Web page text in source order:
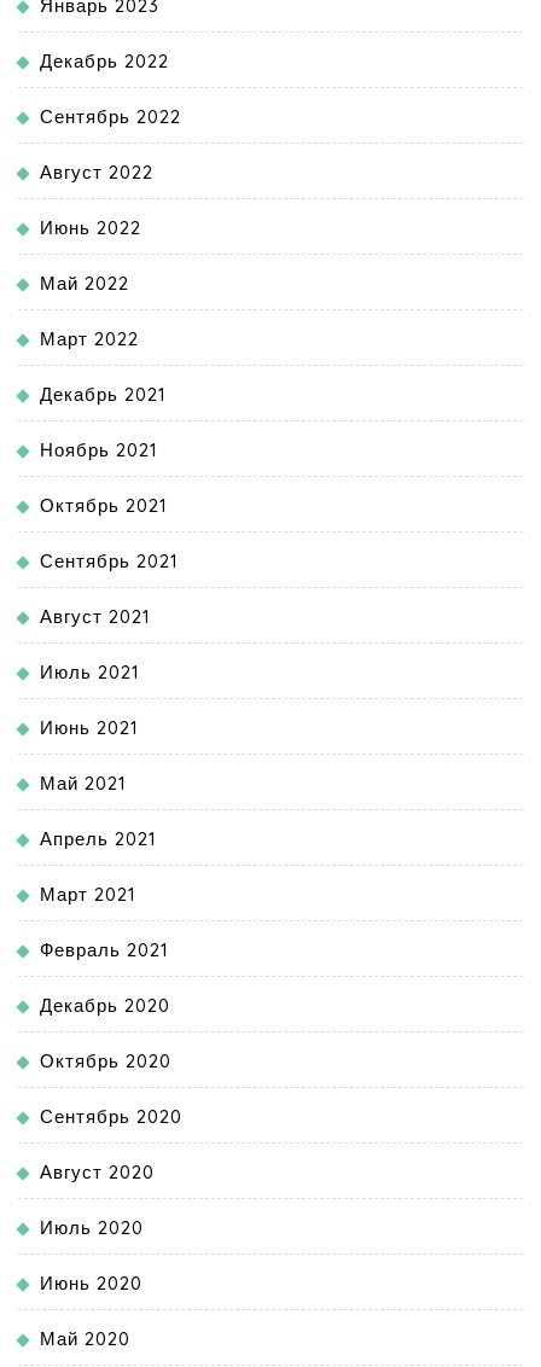
Январь 2023
Декабрь 2022
Сентябрь 2022
Август 2022
Июнь 2022
Май 2022
Март 2022
Декабрь 2021
Ноябрь 2021
Октябрь 2021
Сентябрь 2021
Август 2021
Июль 2021
Июнь 2021
Май 2021
Апрель 2021
Март 2021
Февраль 2021
Декабрь 2020
Октябрь 2020
Сентябрь 2020
Август 2020
Июль 2020
Июнь 2020
Май 2020